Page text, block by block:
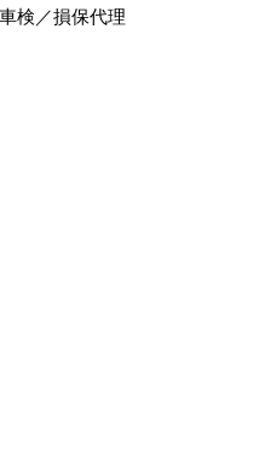
検／損保代理